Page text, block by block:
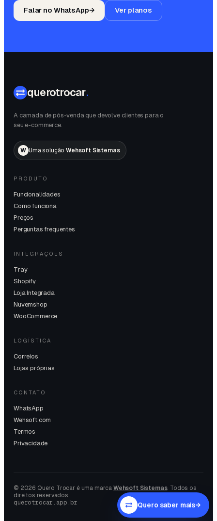
Falar no WhatsApp→ Ver planos
querotrocar.
A camada de pós-venda que devolve clientes para o
seu e-commerce.
W Uma soluçãoWehsoft Sistemas
PRODUTO
Funcionalidades
Como funciona
Preços
Perguntas frequentes
INTEGRAÇÕES
Tray
Shopify
Loja Integrada
Nuvemshop
WooCommerce
LOGÍSTICA
Correios
Lojas próprias
CONTATO
WhatsApp
Wehsoft.com
Termos
Privacidade
© 2026 Quero Trocar é uma marca Wehsoft Sistemas. Todos os
direitos reservados.
querotrocar.app.br
Quero saber mais→